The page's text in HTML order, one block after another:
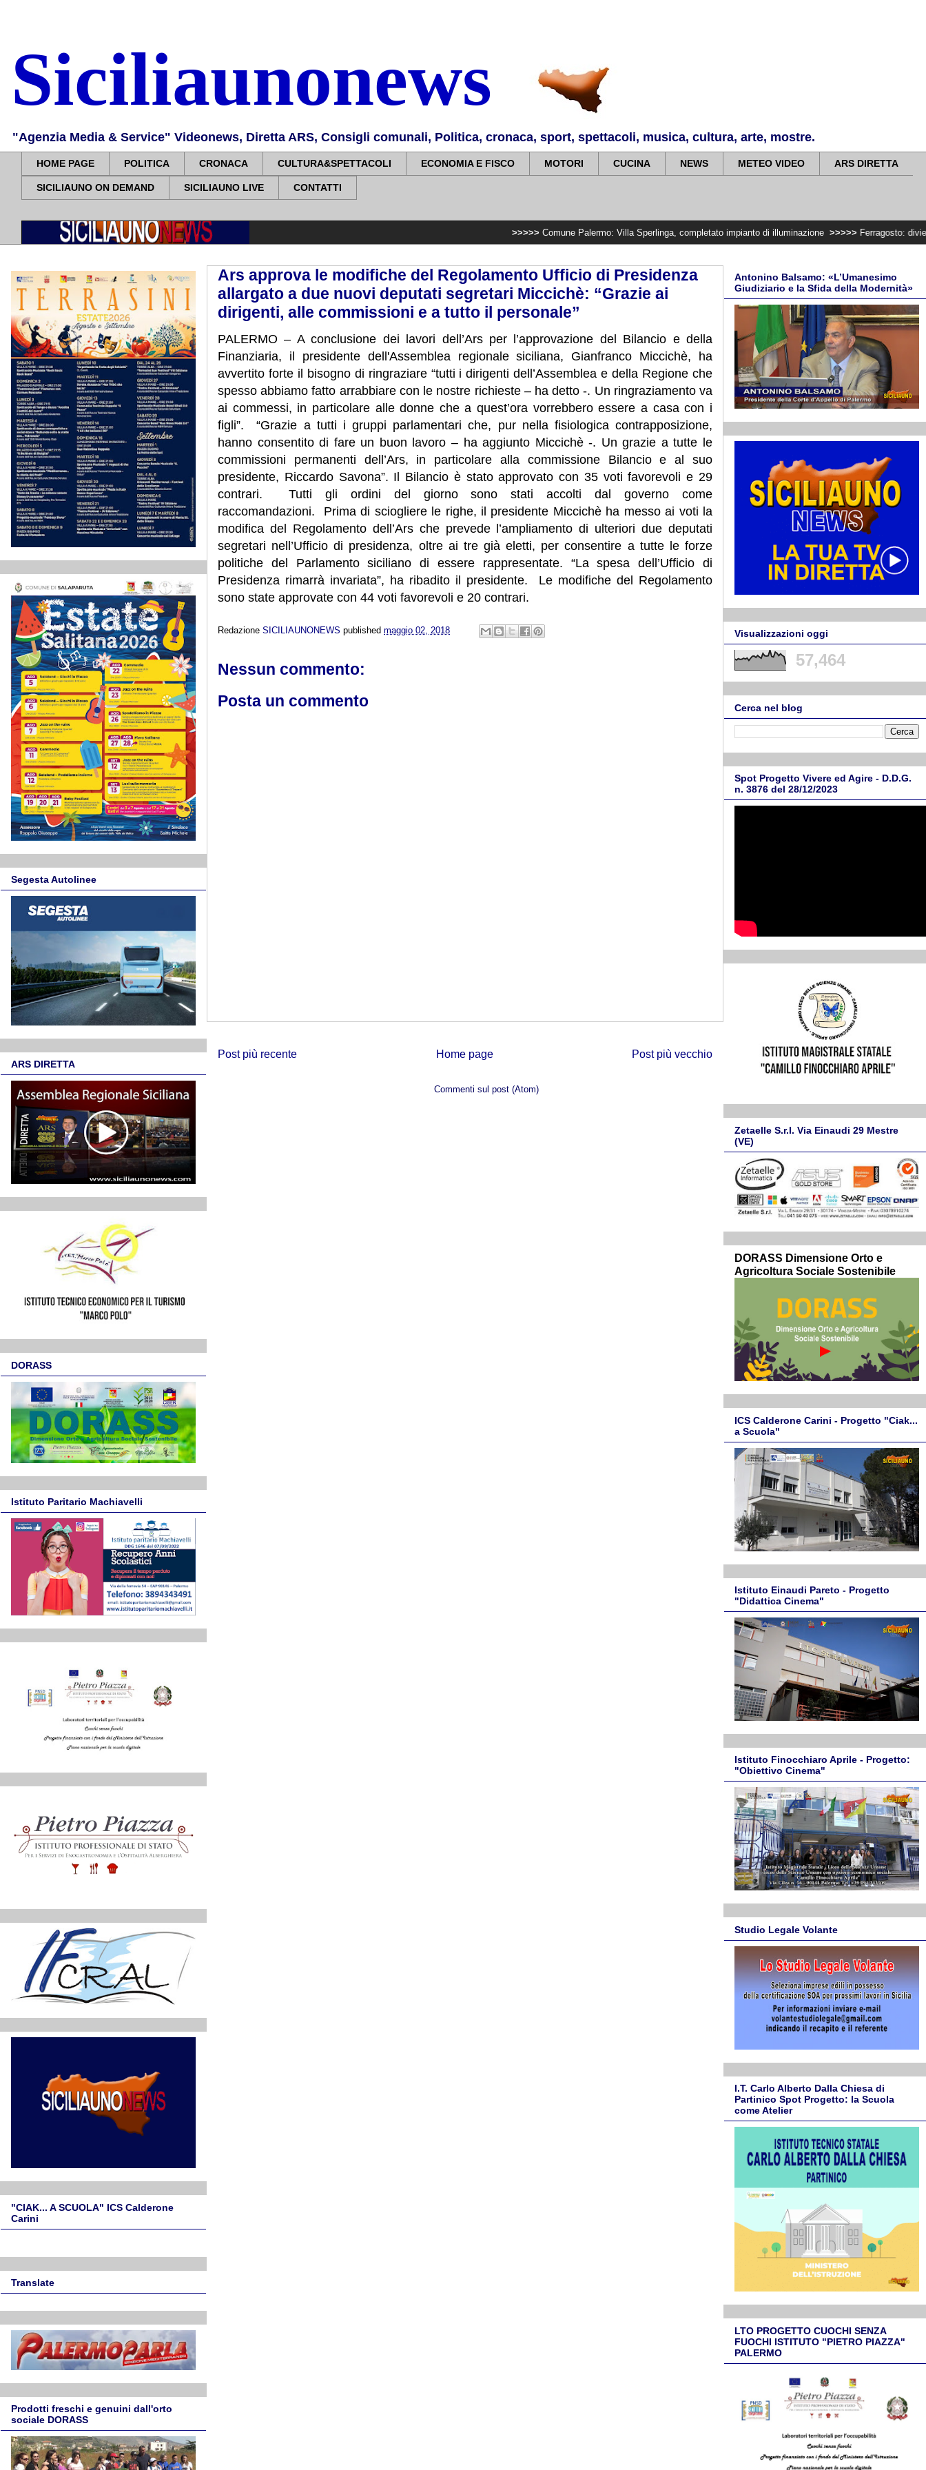
Siciliaunonews
"Agenzia Media & Service" Videonews, Diretta ARS, Consigli comunali, Politica, cronaca, sport, spettacoli, musica, cultura, arte, mostre.
HOME PAGE POLITICA CRONACA CULTURA&SPETTACOLI ECONOMIA E FISCO MOTORI CUCINA NEWS METEO VIDEO ARS DIRETTA
SICILIAUNO ON DEMAND SICILIAUNO LIVE CONTATTI
Comune Palermo: Villa Sperlinga, completato impianto di illuminazione >>>>> Ferragosto: divieto di
Ars approva le modifiche del Regolamento Ufficio di Presidenza
allargato a due nuovi deputati segretari Miccichè: “Grazie ai
dirigenti, alle commissioni e a tutto il personale”
PALERMO – A conclusione dei lavori dell’Ars per l’approvazione del Bilancio e della
Finanziaria, il presidente dell'Assemblea regionale siciliana, Gianfranco Miccichè, ha
avvertito forte il bisogno di ringraziare “tutti i dirigenti dell’Assemblea e della Regione che
spesso abbiamo fatto arrabbiare con le nostre richieste – ha detto -. Un ringraziamento va
ai commessi, in particolare alle donne che a quest’ora vorrebbero essere a casa con i
figli”.“Grazie a tutti i gruppi parlamentari che, pur nella fisiologica contrapposizione,
hanno consentito di fare un buon lavoro – ha aggiunto Miccichè -. Un grazie a tutte le
commissioni permanenti dell’Ars, in particolare alla commissione Bilancio e al suo
presidente, Riccardo Savona”. Il Bilancio è stato approvato con 35 voti favorevoli e 29
contrari. Tutti gli ordini del giorno sono stati accolti dal governo come
raccomandazioni. Prima di sciogliere le righe, il presidente Miccichè ha messo ai voti la
modifica del Regolamento dell’Ars che prevede l’ampliamento di ulteriori due deputati
segretari nell’Ufficio di presidenza, oltre ai tre già eletti, per consentire a tutte le forze
politiche del Parlamento siciliano di essere rappresentate. “La spesa dell’Ufficio di
Presidenza rimarrà invariata”, ha ribadito il presidente. Le modifiche del Regolamento
sono state approvate con 44 voti favorevoli e 20 contrari.
Redazione SICILIAUNONEWS published maggio 02, 2018
Nessun commento:
Posta un commento
Post più recente Post più vecchio
Home page
Commenti sul post (Atom)
Segesta Autolinee
ARS DIRETTA
DORASS
Istituto Paritario Machiavelli
"CIAK... A SCUOLA" ICS Calderone
Carini
Translate
Prodotti freschi e genuini dall'orto
sociale DORASS
Antonino Balsamo: «L’Umanesimo
Giudiziario e la Sfida della Modernità»
Visualizzazioni oggi
57,464
Cerca nel blog
Spot Progetto Vivere ed Agire - D.D.G.
n. 3876 del 28/12/2023
Zetaelle S.r.l. Via Einaudi 29 Mestre
(VE)
DORASS Dimensione Orto e
Agricoltura Sociale Sostenibile
ICS Calderone Carini - Progetto "Ciak...
a Scuola"
Istituto Einaudi Pareto - Progetto
"Didattica Cinema"
Istituto Finocchiaro Aprile - Progetto:
"Obiettivo Cinema"
Studio Legale Volante
I.T. Carlo Alberto Dalla Chiesa di
Partinico Spot Progetto: la Scuola
come Atelier
LTO PROGETTO CUOCHI SENZA
FUOCHI ISTITUTO "PIETRO PIAZZA"
PALERMO